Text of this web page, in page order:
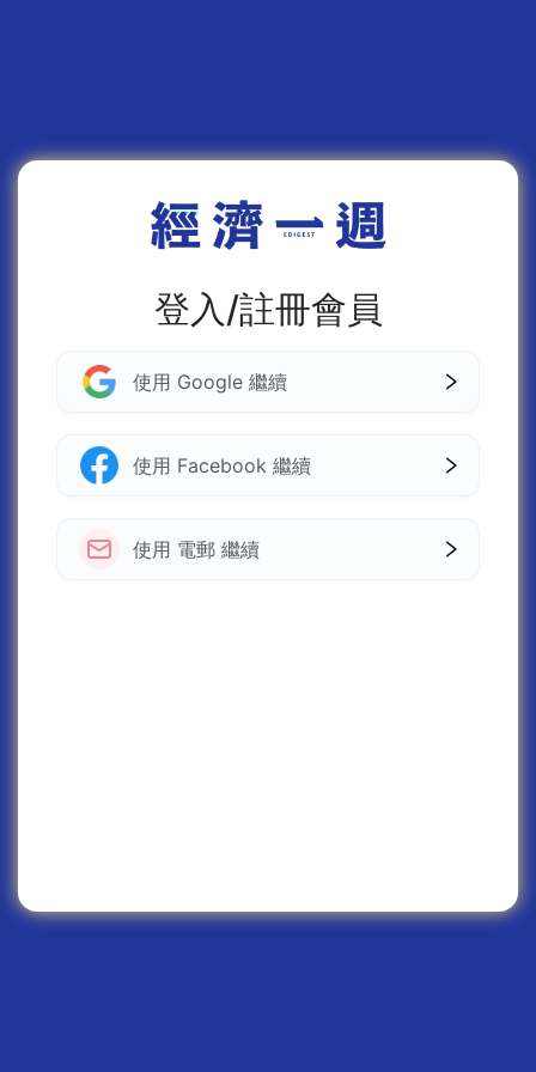
登入/註冊會員
使用 Google 繼續
使用 Facebook 繼續
使用 電郵 繼續